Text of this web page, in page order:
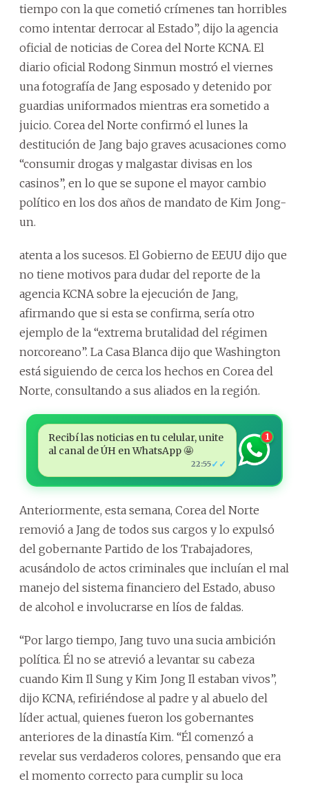
tiempo con la que cometió crímenes tan horribles
como intentar derrocar al Estado”, dijo la agencia
oficial de noticias de Corea del Norte KCNA. El
diario oficial Rodong Sinmun mostró el viernes
una fotografía de Jang esposado y detenido por
guardias uniformados mientras era sometido a
juicio. Corea del Norte confirmó el lunes la
destitución de Jang bajo graves acusaciones como
“consumir drogas y malgastar divisas en los
casinos”, en lo que se supone el mayor cambio
político en los dos años de mandato de Kim Jong-
un.
atenta a los sucesos. El Gobierno de EEUU dijo que
no tiene motivos para dudar del reporte de la
agencia KCNA sobre la ejecución de Jang,
afirmando que si esta se confirma, sería otro
ejemplo de la “extrema brutalidad del régimen
norcoreano”. La Casa Blanca dijo que Washington
está siguiendo de cerca los hechos en Corea del
Norte, consultando a sus aliados en la región.
Recibí las noticias en tu celular, unite
al canal de ÚH en WhatsApp 🤩
22:55✓✓
1
Anteriormente, esta semana, Corea del Norte
removió a Jang de todos sus cargos y lo expulsó
del gobernante Partido de los Trabajadores,
acusándolo de actos criminales que incluían el mal
manejo del sistema financiero del Estado, abuso
de alcohol e involucrarse en líos de faldas.
“Por largo tiempo, Jang tuvo una sucia ambición
política. Él no se atrevió a levantar su cabeza
cuando Kim Il Sung y Kim Jong Il estaban vivos”,
dijo KCNA, refiriéndose al padre y al abuelo del
líder actual, quienes fueron los gobernantes
anteriores de la dinastía Kim. “Él comenzó a
revelar sus verdaderos colores, pensando que era
el momento correcto para cumplir su loca